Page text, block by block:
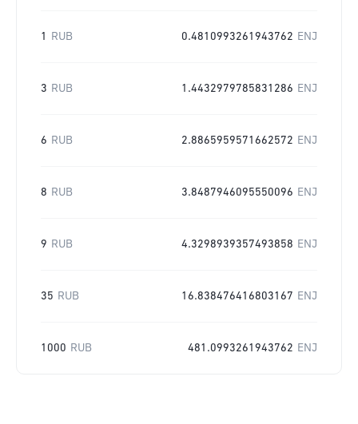
1 RUB 0.4810993261943762 ENJ
3 RUB 1.4432979785831286 ENJ
6 RUB 2.8865959571662572 ENJ
8 RUB 3.8487946095550096 ENJ
9 RUB 4.3298939357493858 ENJ
35 RUB 16.838476416803167 ENJ
1000 RUB 481.0993261943762 ENJ